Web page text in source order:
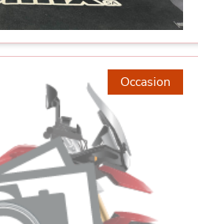
Occasion